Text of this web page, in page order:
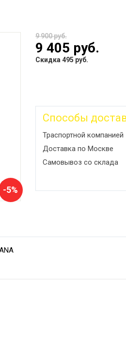
-5%
9 900 руб.
9 405 руб.
Скидка 495 руб.
Способы
Траспортной компанией
Доставка по Москве
Самовывоз со склада